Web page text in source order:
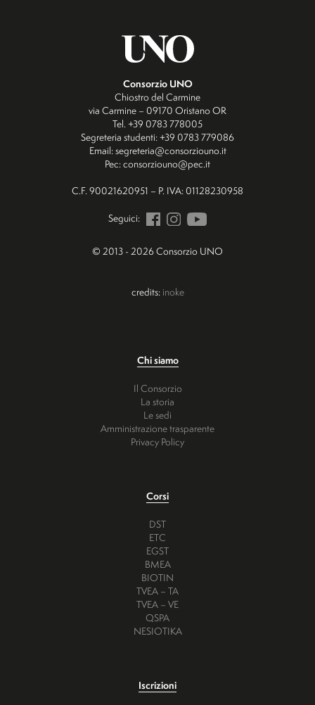
Consorzio UNO
Chiostro del Carmine
via Carmine – 09170 Oristano OR
Tel. +39 0783 778005
Segreteria studenti: +39 0783 779086
Email: segreteria@consorziouno.it
Pec: consorziouno@pec.it
C.F. 90021620951 – P. IVA: 01128230958
Seguici:
© 2013 - 2026 Consorzio UNO
credits: inoke
Chi siamo
Il Consorzio
La storia
Le sedi
Amministrazione trasparente
Privacy Policy
Corsi
DST
ETC
EGST
BMEA
BIOTIN
TVEA – TA
TVEA – VE
QSPA
NESIOTIKA
Iscrizioni